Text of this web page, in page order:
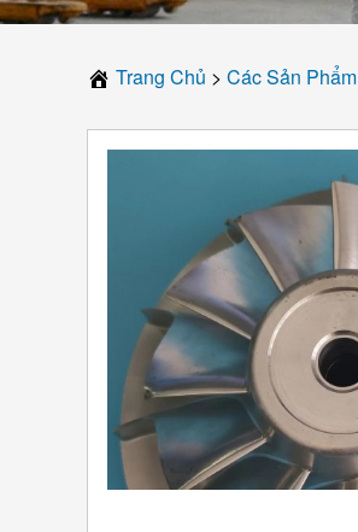
Trang Chủ > Các Sản Phẩm